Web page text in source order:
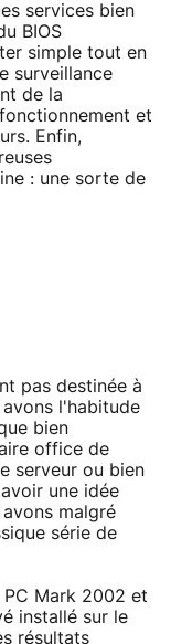
services bien
BIOS
simple tout en
surveillance
de la
et
Enfin,
: une sorte de
pas destinée à
l'habitude
bien
office de
serveur ou bien
une idée
malgré
série de
Mark 2002 et
installé sur le
résultats